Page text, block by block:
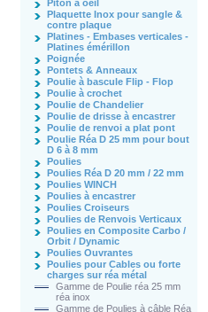
Piton à oeil
Plaquette Inox pour sangle &
contre plaque
Platines - Embases verticales -
Platines émérillon
Poignée
Pontets & Anneaux
Poulie à bascule Flip - Flop
Poulie à crochet
Poulie de Chandelier
Poulie de drisse à encastrer
Poulie de renvoi a plat pont
Poulie Réa D 25 mm pour bout
D 6 à 8 mm
Poulies
Poulies Réa D 20 mm / 22 mm
Poulies WINCH
Poulies à encastrer
Poulies Croiseurs
Poulies de Renvois Verticaux
Poulies en Composite Carbo /
Orbit / Dynamic
Poulies Ouvrantes
Poulies pour Cables ou forte
charges sur réa métal
Gamme de Poulie réa 25 mm
réa inox
Gamme de Poulies à câble Réa